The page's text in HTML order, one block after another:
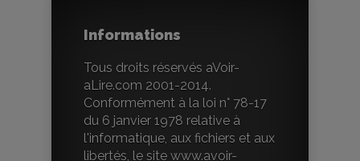
Informations
Tous droits réservés aVoir-
aLire.com 2001-2014.
Conformément à la loi n° 78-17
du 6 janvier 1978 relative à
l'informatique, aux fichiers et aux
libertés, le site www.avoir-